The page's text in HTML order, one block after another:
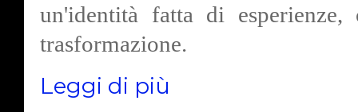
un'identità fatta di
trasformazione.
Leggi di più